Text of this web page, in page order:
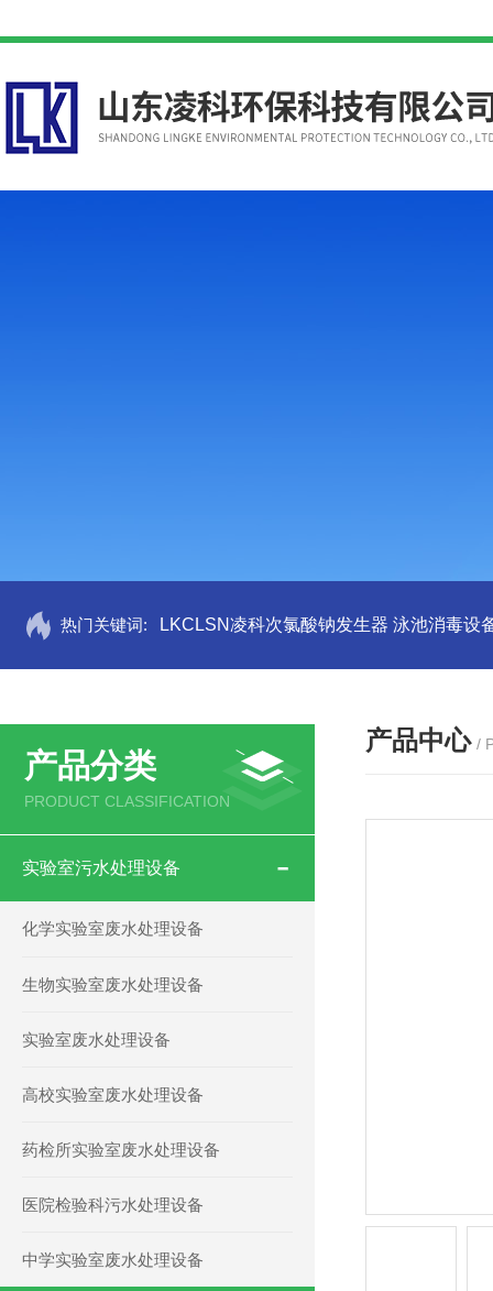
热门关键词: LKCLSN凌科次氯酸钠发生器 泳池消毒设
产品分类
PRODUCT CLASSIFICATION
实验室污水处理设备
化学实验室废水处理设备
生物实验室废水处理设备
实验室废水处理设备
高校实验室废水处理设备
药检所实验室废水处理设备
医院检验科污水处理设备
中学实验室废水处理设备
产品中心 /